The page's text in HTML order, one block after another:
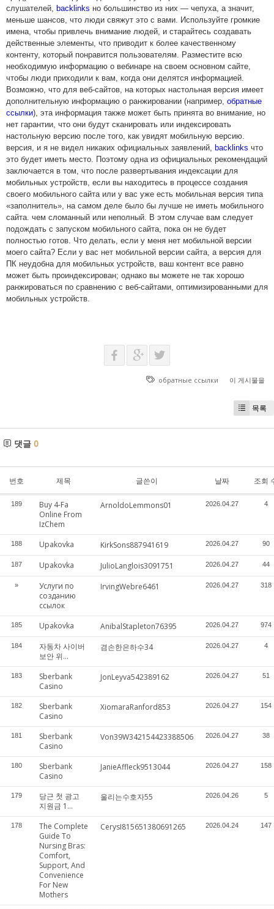
слушателей, backlinks но большинство из них — чепуха, а значит,
меньше шансов, что люди свяжут это с вами. Используйте громкие
имена, чтобы привлечь внимание людей, и старайтесь создавать
действенные элементы, что приводит к более качественному
контенту, который понравится пользователям. Разместите всю
необходимую информацию о вебинаре на своем основном сайте,
чтобы люди приходили к вам, когда они делятся информацией.
Возможно, что для веб-сайтов, на которых настольная версия имеет
дополнительную информацию о ранжировании (например, обратные
ссылки), эта информация также может быть принята во внимание, но
нет гарантии, что они будут сканировать или индексировать
настольную версию после того, как увидят мобильную версию.
версия, и я не видел никаких официальных заявлений, backlinks что
это будет иметь место. Поэтому одна из официальных рекомендаций
заключается в том, что после развертывания индексации для
мобильных устройств, если вы находитесь в процессе создания
своего мобильного сайта или у вас уже есть мобильная версия типа
«заполнитель», на самом деле было бы лучше не иметь мобильного
сайта. чем сломанный или неполный. В этом случае вам следует
подождать с запуском мобильного сайта, пока он не будет
полностью готов. Что делать, если у меня нет мобильной версии
моего сайта? Если у вас нет мобильной версии сайта, а версия для
ПК неудобна для мобильных устройств, ваш контент все равно
может быть проиндексирован; однако вы можете не так хорошо
ранжироваться по сравнению с веб-сайтами, оптимизированными для
мобильных устройств.
обратные ссылки 이 게시물을
목록
댓글 0
번호 제목 글쓴이 날짜 조회
189
Buy 4-Fa
Online From
IzChem
ArnoldoLemmons01 2026.04.27 4
188 Upakovka KirkSons887941619 2026.04.27 90
187 Upakovka JulioLanglois3091751 2026.04.27 44
»
Услуги по
созданию
ссылок
IrvingWebre6461 2026.04.27 318
185 Upakovka AnibalStapleton76395 2026.04.27 974
184
자동차 사이버
보안 위...
겸손한은하수34 2026.04.27 4
183
Sberbank
Casino
JonLeyva542389162 2026.04.27 51
182
Sberbank
Casino
XiomaraRanford853 2026.04.27 154
181
Sberbank
Casino
Von39W342154423388506 2026.04.27 38
180
Sberbank
Casino
JanieAffleck9513044 2026.04.27 158
179
당근 첫 광고
지원금 1...
울리는수호자55 2026.04.26 5
178
The Complete
Guide To
Nursing Bras:
Comfort,
Support, And
Convenience
For New
Mothers
CerysI815651380691265 2026.04.24 147